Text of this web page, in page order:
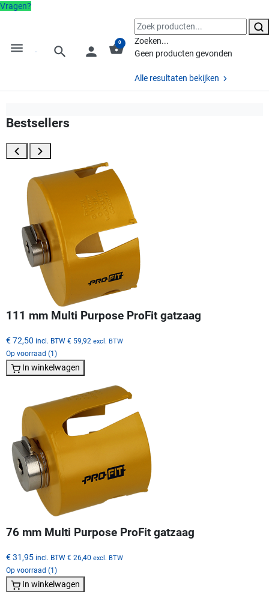
Vragen?
menu search person shopping_basket
0
Zoeken...
Geen producten gevonden
Alle resultaten bekijken
Bestsellers
111 mm Multi Purpose ProFit gatzaag
€ 72,50 incl. BTW € 59,92 excl. BTW
Op voorraad (1)
In winkelwagen
76 mm Multi Purpose ProFit gatzaag
€ 31,95 incl. BTW € 26,40 excl. BTW
Op voorraad (1)
In winkelwagen